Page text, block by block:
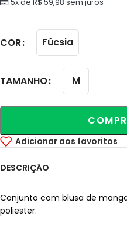
COR Fúcsia
TAMANHO M
Adicionar aos favoritos
DESCRIÇÃO
Conjunto com blusa de
poliester.